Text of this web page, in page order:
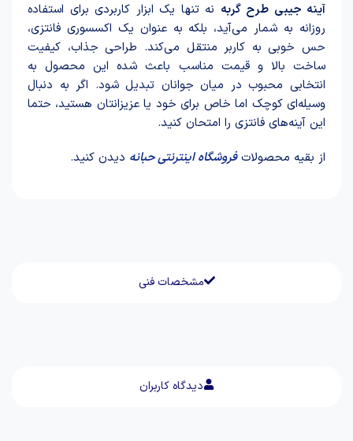
مشخصات فنی
دیدگاه کاربران
آینه جیبی طرح گربه نه تنها یک ابزار کاربردی برای استفاده
روزانه به شمار می‌آید، بلکه به عنوان یک اکسسوری فانتزی،
حس خوبی به کاربر منتقل می‌کند. طراحی جذاب، کیفیت
ساخت بالا و قیمت مناسب باعث شده این محصول به
انتخابی محبوب در میان جوانان تبدیل شود. اگر به دنبال
وسیله‌ای کوچک اما خاص برای خود یا عزیزانتان هستید، حتما
این آینه‌های فانتزی را امتحان کنید.
از بقیه محصولاتفروشگاه اینترنتی حبانه دیدن کنید.